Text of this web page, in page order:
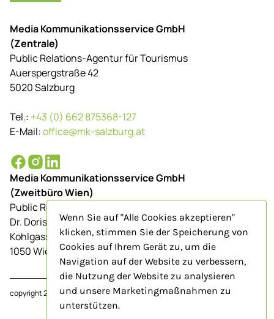
Media Kommunikationsservice GmbH
(Zentrale)
Public Relations-Agentur für Tourismus
Auerspergstraße 42
5020 Salzburg
Tel.: +43 (0) 662 875368-127
E-Mail:office@mk-salzburg.at
Media Kommunikationsservice GmbH
(Zweitbüro Wien)
Public Relations-Agentur für Tourismus
Dr. Doris Schenkenfelder
Kohlgasse 9/Top 23
1050 Wien
copyright 2024www.mk-salzburg.at
Wenn Sie auf "Alle Cookies akzeptieren"
klicken, stimmen Sie der Speicherung von
Cookies auf Ihrem Gerät zu, um die
Navigation auf der Website zu verbessern,
die Nutzung der Website zu analysieren
und unsere Marketingmaßnahmen zu
unterstützen.